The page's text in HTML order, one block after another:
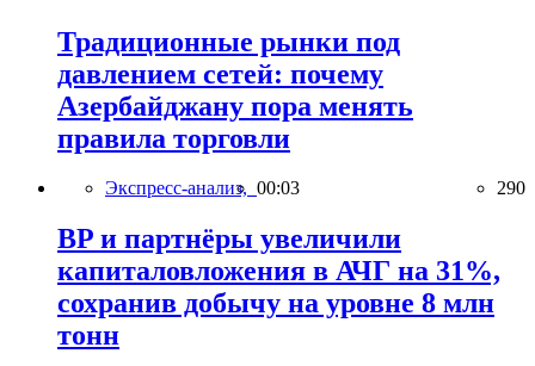
Традиционные рынки под
давлением сетей: почему
Азербайджану пора менять
правила торговли
Экспресс-анализ, 00:03 290
BP и партнёры увеличили
капиталовложения в АЧГ на 31%,
сохранив добычу на уровне 8 млн
тонн